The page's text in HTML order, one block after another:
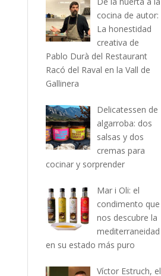
cocina de autor:
La honestidad
creativa de
Pablo Durà del Restaurant
Racó del Raval en la Vall de
Gallinera
Delicatessen de
algarroba: dos
salsas y dos
cremas para
cocinar y sorprender
Mar i Oli: el
condimento que
nos descubre la
mediterraneidad
en su estado más puro
Víctor Estruch, el